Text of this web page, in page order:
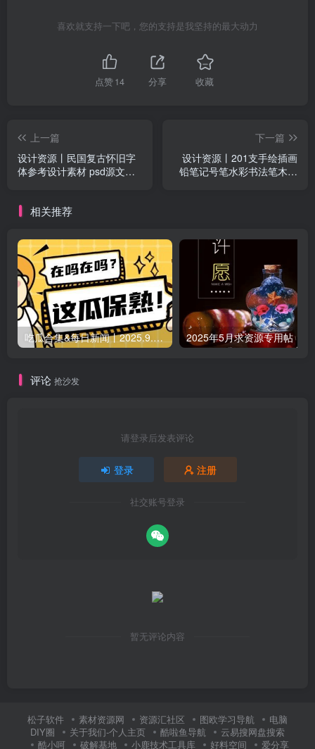
喜欢就支持一下吧，您的支持是我坚持的最大动力
点赞14 分享 收藏
上一篇
设计资源丨民国复古怀旧字
体参考设计素材 psd源文件
下一篇
设计资源丨201支手绘插画
铅笔记号笔水彩书法笔木炭
相关推荐
吃瓜合集&每日新闻丨2025.9.5 日更新（作者失业期间随缘更新） 2025年5月求资源专用帖
评论 抢沙发
请登录后发表评论
登录 注册
社交账号登录
暂无评论内容
松子软件 素材资源网 资源汇社区 图欧学习导航
电脑
DIY圈
关于我们-个人主页 酷啦鱼导航
云易搜网盘搜索
酷小呵
破解基地 小鹿技术工具库 好料空间 爱分享